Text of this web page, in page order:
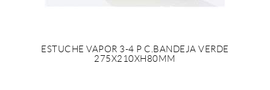
ESTUCHE VAPOR 3-4 P C.BANDEJA VERDE
275X210XH80MM